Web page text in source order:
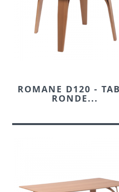
ROMANE D120 -
RONDE...